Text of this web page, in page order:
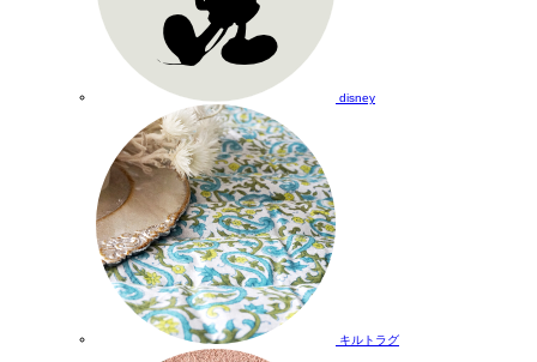
disney
キルトラグ